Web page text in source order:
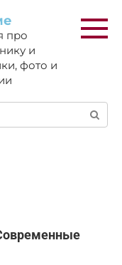
про
и
фото и